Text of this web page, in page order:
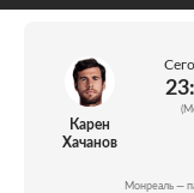
Карен
Хачанов
Монреаль —